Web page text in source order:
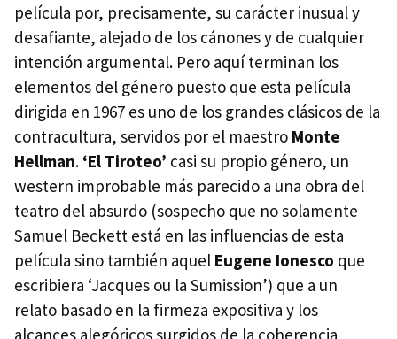
película por, precisamente, su carácter inusual y
desafiante, alejado de los cánones y de cualquier
intención argumental. Pero aquí terminan los
elementos del género puesto que esta película
dirigida en 1967 es uno de los grandes clásicos de la
contracultura, servidos por el maestro Monte
Hellman. ‘El Tiroteo’ casi su propio género, un
western improbable más parecido a una obra del
teatro del absurdo (sospecho que no solamente
Samuel Beckett está en las influencias de esta
película sino también aquel Eugene Ionesco que
escribiera ‘Jacques ou la Sumission’) que a un
relato basado en la firmeza expositiva y los
alcances alegóricos surgidos de la coherencia